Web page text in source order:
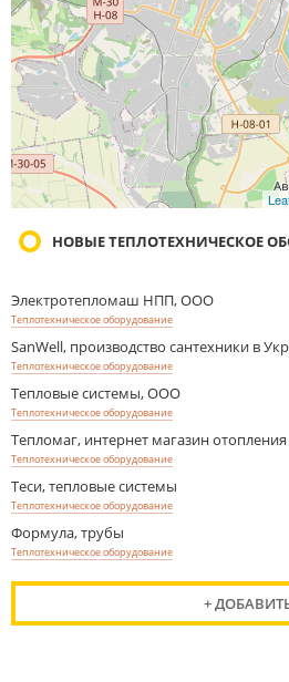
НОВЫЕ ТЕПЛОТЕХНИЧЕСКОЕ
Электротепломаш НПП, ООО
Теплотехническое оборудование
SanWell, производство сантехники в
Теплотехническое оборудование
Тепловые системы, ООО
Теплотехническое оборудование
Тепломаг, интернет магазин
Теплотехническое оборудование
Теси, тепловые системы
Теплотехническое оборудование
Формула, трубы
Теплотехническое оборудование
+